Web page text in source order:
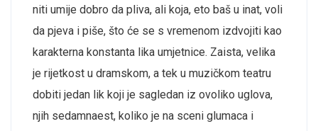
niti umije dobro da pliva, ali koja, eto baš u inat, voli
da pjeva i piše, što će se s vremenom izdvojiti kao
karakterna konstanta lika umjetnice. Zaista, velika
je rijetkost u dramskom, a tek u muzičkom teatru
dobiti jedan lik koji je sagledan iz ovoliko uglova,
njih sedamnaest, koliko je na sceni glumaca i